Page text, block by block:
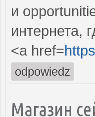
и
интернета,
<a href=
odpowiedz
Магазин